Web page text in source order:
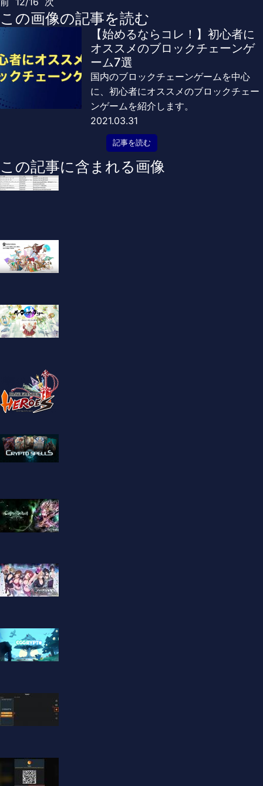
この画像の記事を読む
【始めるならコレ！】初心者に
オススメのブロックチェーンゲ
ーム7選
国内のブロックチェーンゲームを中心
に、初心者にオススメのブロックチェー
ンゲームを紹介します。
2021.03.31
記事を読む
この記事に含まれる画像